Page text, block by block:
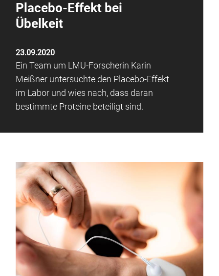
Placebo-Effekt bei
Übelkeit
23.09.2020
Ein Team um LMU-Forscherin Karin
Meißner untersuchte den Placebo-Effekt
im Labor und wies nach, dass daran
bestimmte Proteine beteiligt sind.